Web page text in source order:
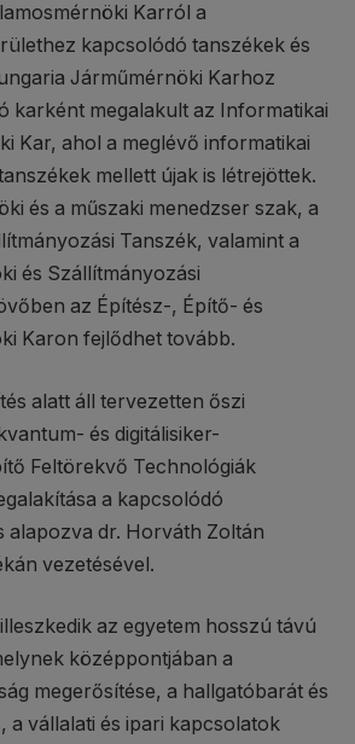
Karról a
kapcsolódó tanszékek és
Járműmérnöki Karhoz
karként megalakult az Informatikai
Kar, ahol a meglévő informatikai
mellett újak is létrejöttek.
és a műszaki menedzser szak, a
Tanszék, valamint a
és Szállítmányozási
az Építész-, Építő- és
Karon fejlődhet tovább.
alatt áll tervezetten őszi
és digitálisiker-
Feltörekvő Technológiák
a kapcsolódó
alapozva dr. Horváth Zoltán
vezetésével.
az egyetem hosszú távú
középpontjában a
megerősítése, a hallgatóbarát és
a vállalati és ipari kapcsolatok